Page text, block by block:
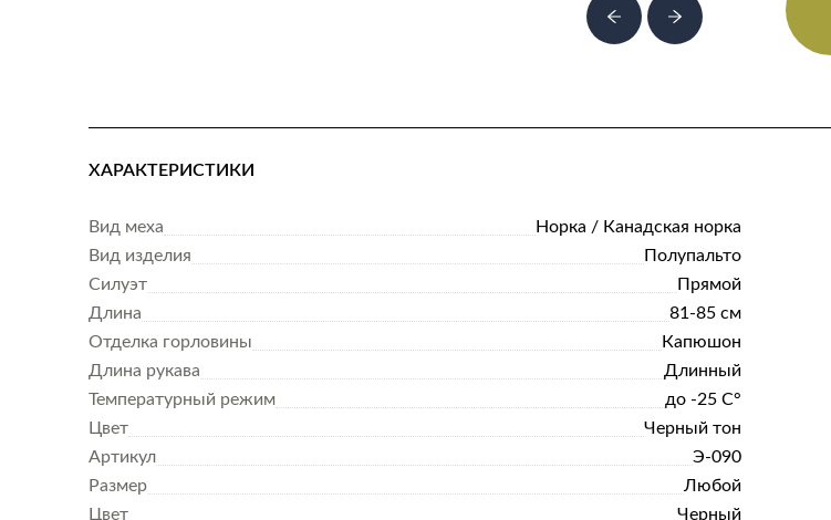
ХАРАКТЕРИСТИКИ
Вид меха
Норка / Канадская норка
Вид изделия
Полупальто
Силуэт
Прямой
Длина
81-85 см
Отделка горловины
Капюшон
Длина рукава
Длинный
Температурный режим
до -25 С°
Цвет
Черный тон
Артикул
Э-090
Размер
Любой
Цвет
Черный